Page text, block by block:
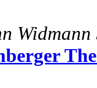
Widmann